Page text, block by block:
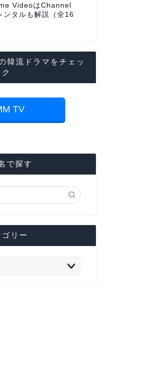
VideoはChannel
ンタルも解説（全16
韓流ドラマをチェッ
ク
TV
で探す
ゴリー